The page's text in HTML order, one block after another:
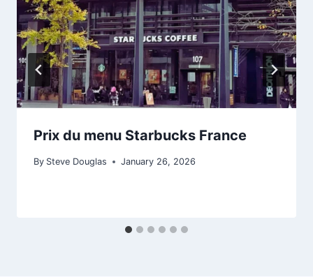
Prix du menu Starbucks France
By Steve Douglas January 26, 2026